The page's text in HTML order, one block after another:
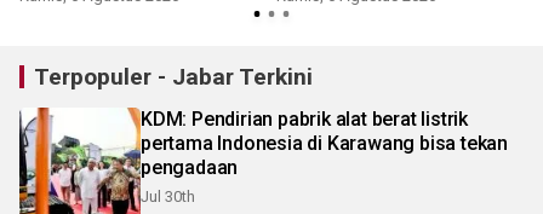
Terpopuler - Jabar Terkini
KDM: Pendirian pabrik alat berat listrik
pertama Indonesia di Karawang bisa tekan
pengadaan
Jul 30th